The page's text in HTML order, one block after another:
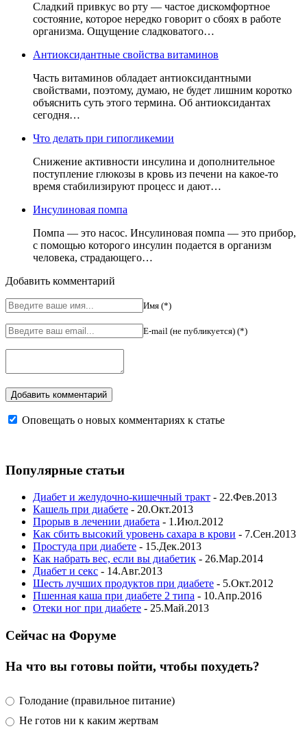
Сладкий привкус во рту — частое дискомфортное
состояние, которое нередко говорит о сбоях в работе
организма. Ощущение сладковатого…
Антиоксидантные свойства витаминов
Часть витаминов обладает антиоксидантными
свойствами, поэтому, думаю, не будет лишним коротко
объяснить суть этого термина. Об антиоксидантах
сегодня…
Что делать при гипогликемии
Снижение активности инсулина и дополнительное
поступление глюкозы в кровь из печени на какое-то
время стабилизируют процесс и дают…
Инсулиновая помпа
Помпа — это насос. Инсулиновая помпа — это прибор,
с помощью которого инсулин подается в организм
человека, страдающего…
Добавить комментарий
Имя (*)
E-mail (не публикуется) (*)
Оповещать о новых комментариях к статье
Популярные статьи
Диабет и желудочно-кишечный тракт - 22.Фев.2013
Кашель при диабете - 20.Окт.2013
Прорыв в лечении диабета - 1.Июл.2012
Как сбить высокий уровень сахара в крови - 7.Сен.2013
Простуда при диабете - 15.Дек.2013
Как набрать вес, если вы диабетик - 26.Мар.2014
Диабет и секс - 14.Авг.2013
Шесть лучших продуктов при диабете - 5.Окт.2012
Пшенная каша при диабете 2 типа - 10.Апр.2016
Отеки ног при диабете - 25.Май.2013
Сейчас на Форуме
На что вы готовы пойти, чтобы похудеть?
Голодание (правильное питание)
Не готов ни к каким жертвам